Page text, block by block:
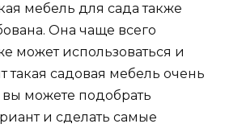
мебель для сада также
Она чаще всего
может использоваться и
такая садовая мебель очень
можете подобрать
и сделать самые